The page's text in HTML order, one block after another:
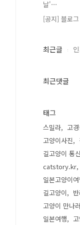
날'⋯
[공지] 블로
최근글
최근댓글
태그
스밀라 고
고양이사진
길고양이 통신
catstory.kr
일본고양이
길고양이
고양이 만나
일본여행